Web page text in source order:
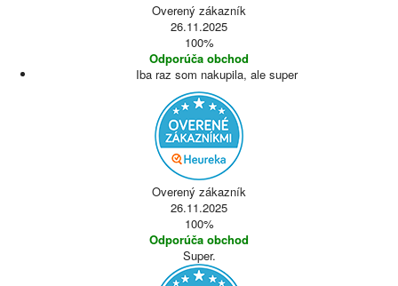
Overený zákazník
26.11.2025
100%
Odporúča obchod
Iba raz som nakupila, ale super
Overený zákazník
26.11.2025
100%
Odporúča obchod
Super.